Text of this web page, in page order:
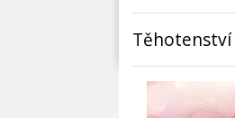
Těhotenství
1.trimestr těhotenství - rané